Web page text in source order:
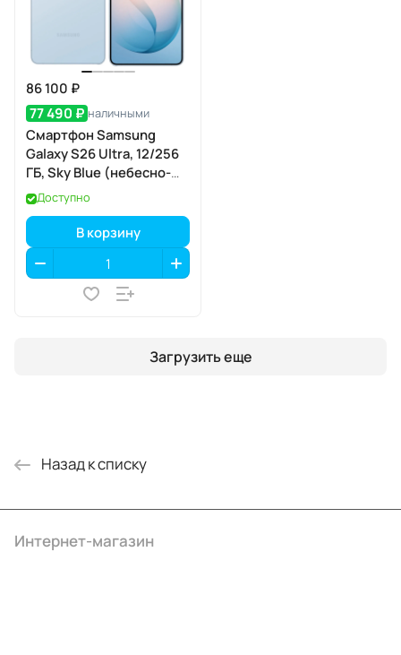
86 100 ₽
77 490 ₽ наличными
Смартфон Samsung
Galaxy S26 Ultra, 12/256
ГБ, Sky Blue (небесно-
голубой)
Доступно
В корзину
Загрузить еще
Назад к списку
Интернет-магазин